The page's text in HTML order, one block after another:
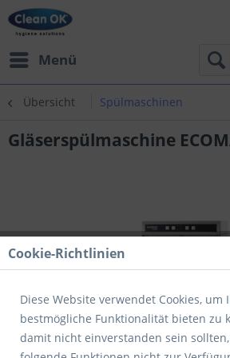
Menü
Übersicht Spülmaschinen
Gläserspülmaschine
Cookie-Richtlinien
Diese Website verwendet Cookies, um
bestmögliche Funktionalität bieten zu
damit nicht einverstanden sein